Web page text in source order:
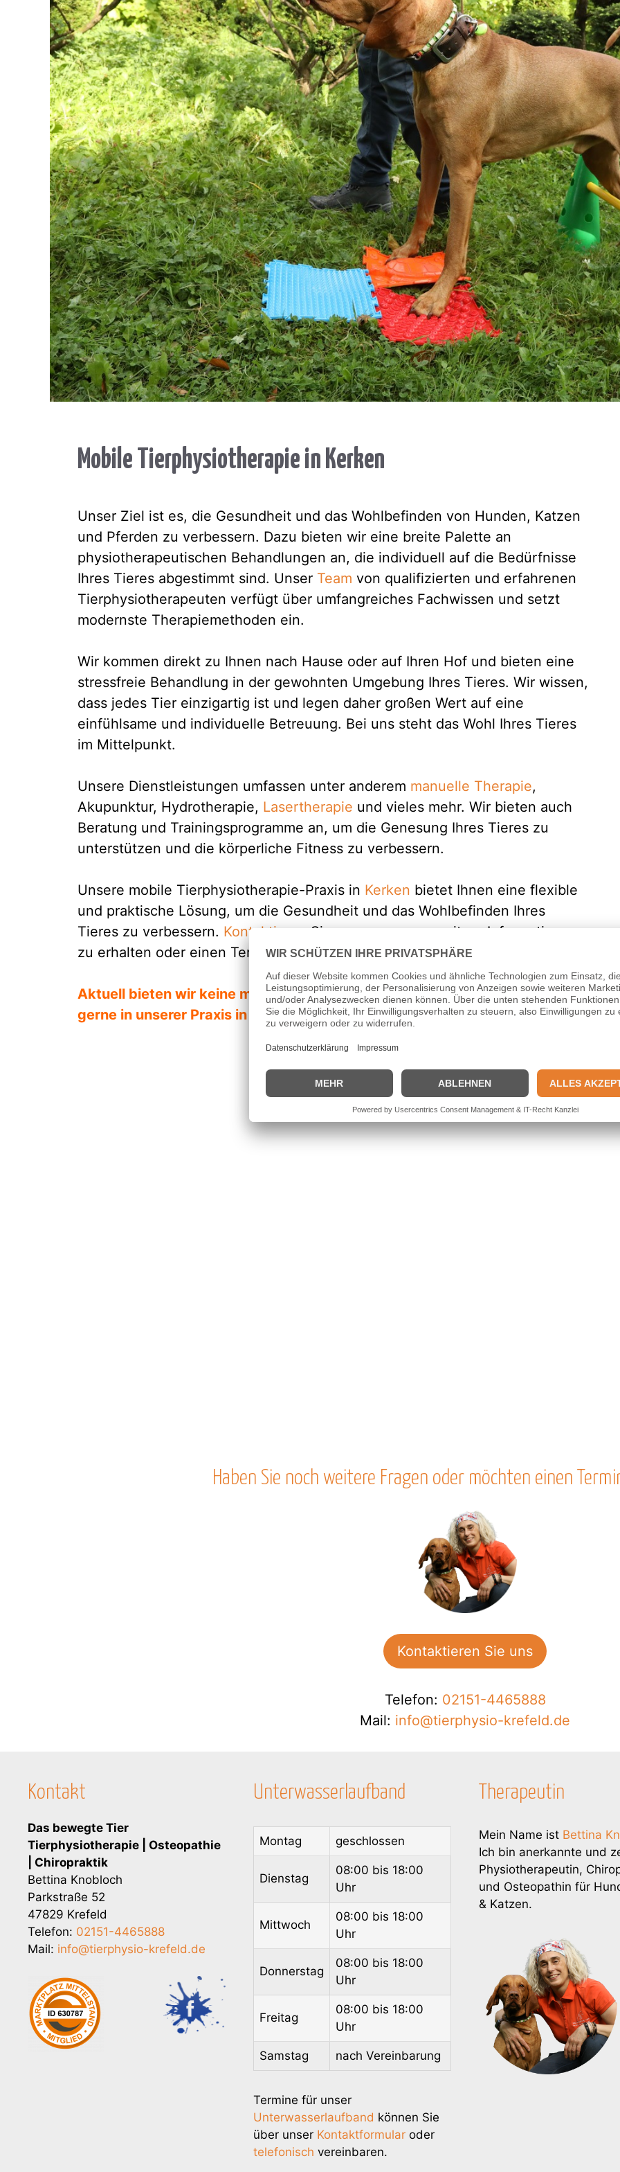
Mobile Tierphysiotherapie in Kerken
Unser Ziel ist es, die Gesundheit und das Wohlbefinden von Hunden, Katzen
und Pferden zu verbessern. Dazu bieten wir eine breite Palette an
physiotherapeutischen Behandlungen an, die individuell auf die Bedürfnisse
Ihres Tieres abgestimmt sind. Unser Team von qualifizierten und erfahrenen
Tierphysiotherapeuten verfügt über umfangreiches Fachwissen und setzt
modernste Therapiemethoden ein.
Wir kommen direkt zu Ihnen nach Hause oder auf Ihren Hof und bieten eine
stressfreie Behandlung in der gewohnten Umgebung Ihres Tieres. Wir wissen,
dass jedes Tier einzigartig ist und legen daher großen Wert auf eine
einfühlsame und individuelle Betreuung. Bei uns steht das Wohl Ihres Tieres
im Mittelpunkt.
Unsere Dienstleistungen umfassen unter anderem manuelle Therapie,
Akupunktur, Hydrotherapie, Lasertherapie und vieles mehr. Wir bieten auch
Beratung und Trainingsprogramme an, um die Genesung Ihres Tieres zu
unterstützen und die körperliche Fitness zu verbessern.
Unsere mobile Tierphysiotherapie-Praxis in Kerken bietet Ihnen eine flexible
und praktische Lösung, um die Gesundheit und das Wohlbefinden Ihres
Tieres zu verbessern. Kontaktieren
Sie uns gerne, um weitere Informationen
zu erhalten oder einen Termin zu vereinbaren.
Aktuell bieten wir keine mobile Tierphysio an. Wir behandeln Ihr Tier aber
gerne in unserer Praxis in Krefeld-Uerdingen.
Haben Sie noch weitere Fragen oder möchten einen
Kontaktieren Sie uns
Telefon: 02151-4465888
Mail: info@tierphysio-krefeld.de
Kontakt
Das bewegte Tier
Tierphysiotherapie | Osteopathie
| Chiropraktik
Bettina Knobloch
Parkstraße 52
47829 Krefeld
Telefon: 02151-4465888
Mail: info@tierphysio-krefeld.de
Unterwasserlaufband
Montag geschlossen
Dienstag
08:00 bis 18:00
Uhr
Mittwoch
08:00 bis 18:00
Uhr
Donnerstag
08:00 bis 18:00
Uhr
Freitag
08:00 bis 18:00
Uhr
Samstag nach Vereinbarung
Termine für unser
Unterwasserlaufband können Sie
über unser Kontaktformular oder
telefonisch vereinbaren.
Therapeutin
Mein Name ist Bettina
Ich bin anerkannte und
Physiotherapeutin,
und Osteopathin für
& Katzen.